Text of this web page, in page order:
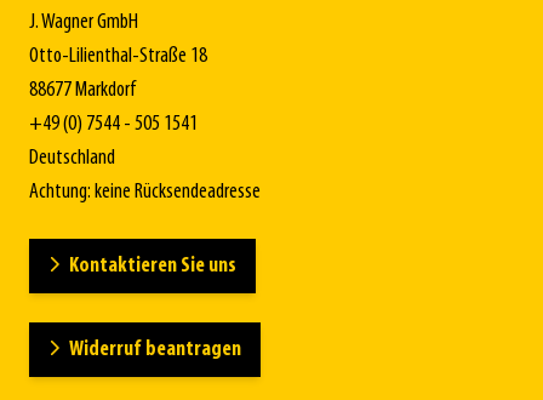
J. Wagner GmbH
Otto-Lilienthal-Straße 18
88677 Markdorf
+49 (0) 7544 - 505 1541
Deutschland
Achtung: keine Rücksendeadresse
Kontaktieren Sie uns
Widerruf beantragen